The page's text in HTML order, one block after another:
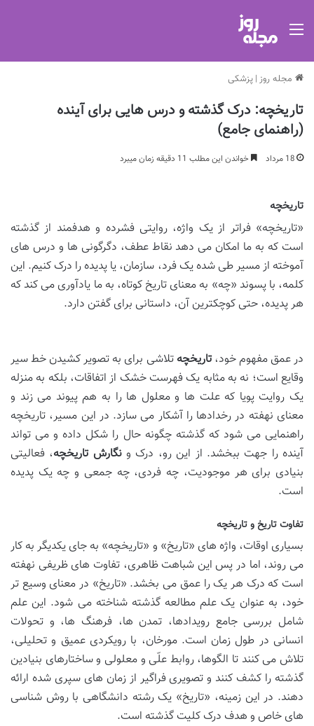
مجله روز | پزشکی
تاریخچه: درک گذشته و درس هایی برای آینده
(راهنمای جامع)
18 مرداد خواندن این مطلب 11 دقیقه زمان میبرد
تاریخچه
«تاریخچه» فراتر از یک واژه، روایتی فشرده و هدفمند از گذشته
است که به ما امکان می دهد نقاط عطف، دگرگونی ها و درس های
آموخته از مسیر طی شده یک فرد، سازمان، یا پدیده را درک کنیم. این
کلمه، با پسوند «چه» به معنای تاریخ کوتاه، به ما یادآوری می کند که
هر پدیده، حتی کوچکترین آن، داستانی برای گفتن دارد.
در عمق مفهوم خود،تاریخچه تلاشی برای به تصویر کشیدن خط سیر
وقایع است؛ نه به مثابه یک فهرست خشک از اتفاقات، بلکه به منزله
یک روایت پویا که علت ها و معلول ها را به هم پیوند می زند و
معنای نهفته در رخدادها را آشکار می سازد. در این مسیر، تاریخچه
راهنمایی می شود که گذشته چگونه حال را شکل داده و می تواند
آینده را جهت ببخشد. از این رو، درک ونگارش تاریخچه، فعالیتی
بنیادی برای هر موجودیت، چه فردی، چه جمعی و چه یک پدیده
است.
تفاوت تاریخ و تاریخچه
بسیاری اوقات، واژه های «تاریخ» و «تاریخچه» به جای یکدیگر به کار
می روند، اما در پس این شباهت ظاهری، تفاوت های ظریفی نهفته
است که درک هر یک را عمق می بخشد. «تاریخ» در معنای وسیع تر
خود، به عنوان یک علم مطالعه گذشته شناخته می شود. این علم
شامل بررسی جامع رویدادها، تمدن ها، فرهنگ ها، و تحولات
انسانی در طول زمان است. مورخان، با رویکردی عمیق و تحلیلی،
تلاش می کنند تا الگوها، روابط علّی و معلولی و ساختارهای بنیادین
گذشته را کشف کنند و تصویری فراگیر از زمان های سپری شده ارائه
دهند. در این زمینه، «تاریخ» یک رشته دانشگاهی با روش شناسی
های خاص و هدف درک کلیت گذشته است.